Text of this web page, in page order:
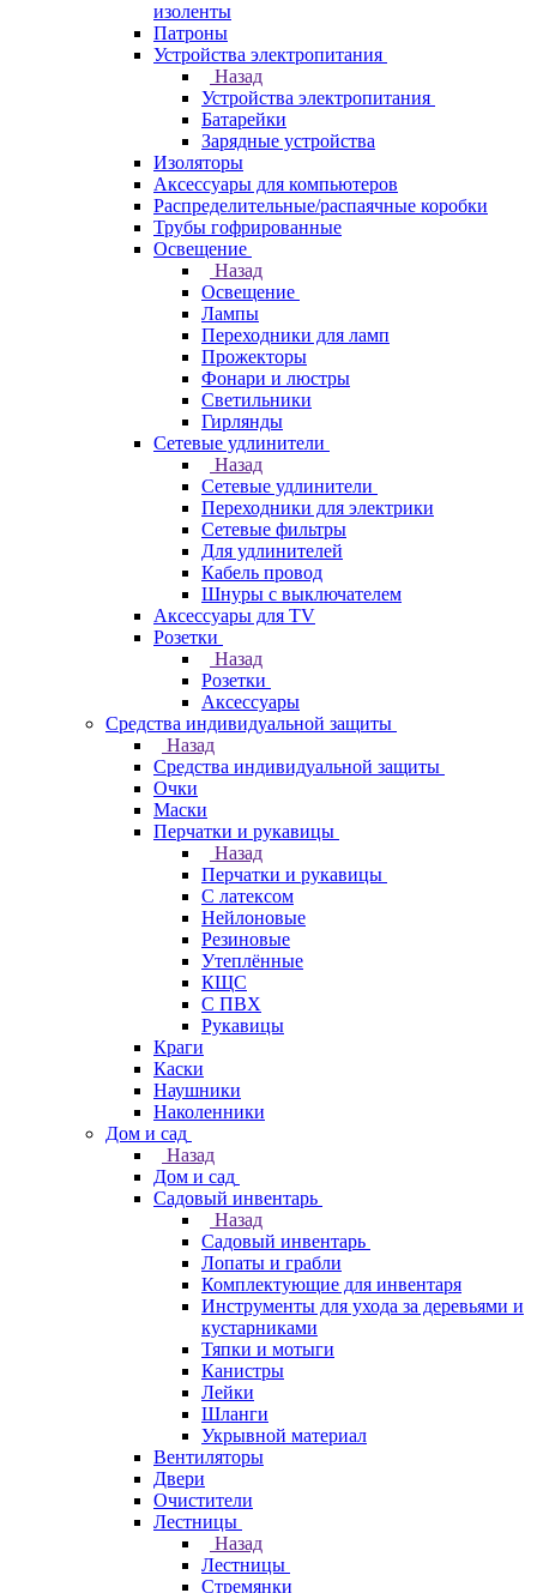
изоленты
Патроны
Устройства электропитания
Назад
Устройства электропитания
Батарейки
Зарядные устройства
Изоляторы
Аксессуары для компьютеров
Распределительные/распаячные коробки
Трубы гофрированные
Освещение
Назад
Освещение
Лампы
Переходники для ламп
Прожекторы
Фонари и люстры
Светильники
Гирлянды
Сетевые удлинители
Назад
Сетевые удлинители
Переходники для электрики
Сетевые фильтры
Для удлинителей
Кабель провод
Шнуры с выключателем
Аксессуары для TV
Розетки
Назад
Розетки
Аксессуары
Средства индивидуальной защиты
Назад
Средства индивидуальной защиты
Очки
Маски
Перчатки и рукавицы
Назад
Перчатки и рукавицы
С латексом
Нейлоновые
Резиновые
Утеплённые
КЩС
С ПВХ
Рукавицы
Краги
Каски
Наушники
Наколенники
Дом и сад
Назад
Дом и сад
Садовый инвентарь
Назад
Садовый инвентарь
Лопаты и грабли
Комплектующие для инвентаря
Инструменты для ухода за деревьями и
кустарниками
Тяпки и мотыги
Канистры
Лейки
Шланги
Укрывной материал
Вентиляторы
Двери
Очистители
Лестницы
Назад
Лестницы
Стремянки